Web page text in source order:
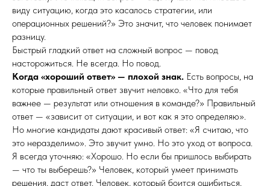
виду ситуацию, когда это касалось стратегии, или
операционных решений?» Это значит, что человек понимает
разницу.
Быстрый гладкий ответ на сложный вопрос — повод
насторожиться. Не всегда. Но повод.
Когда «хороший ответ» — плохой знак. Есть вопросы, на
которые правильный ответ звучит неловко. «Что для тебя
важнее — результат или отношения в команде?» Правильный
ответ — «зависит от ситуации, и вот как я это определяю».
Но многие кандидаты дают красивый ответ: «Я считаю, что
это неразделимо». Это звучит умно. Но это уход от вопроса.
Я всегда уточняю: «Хорошо. Но если бы пришлось выбирать
— что ты выберешь?» Человек, который умеет принимать
решения, даст ответ. Человек, который боится ошибиться,